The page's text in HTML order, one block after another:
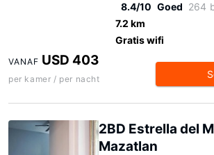
8.4/10 Goed 264
7.2 km
Gratis wifi
VANAF USD 403
per kamer / per nacht
2BD Estrella del
Mazatlan